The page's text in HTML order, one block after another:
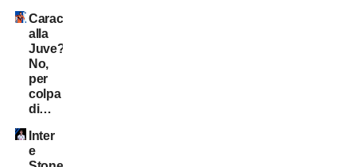
Caracciolo
alla
Juve?
No,
per
colpa
di…
Inter
e